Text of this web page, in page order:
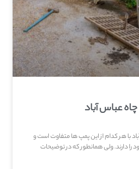
عباس آباد
با هر کدام از این پمپ ها متفاوت است و
را دارند. ولی همانطور که در توضیحات